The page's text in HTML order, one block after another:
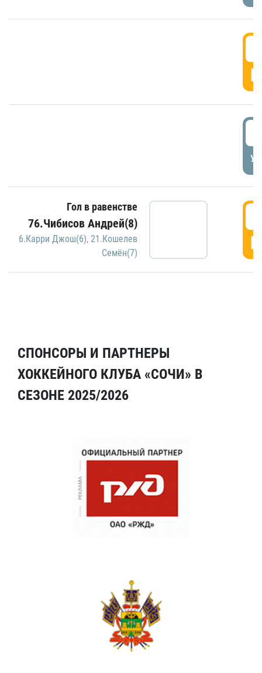
Гол в равенстве
76.Чибисов Андрей(8)
6.Карри Джош(6), 21.Кошелев
Семён(7)
СПОНСОРЫ И ПАРТНЕРЫ
ХОККЕЙНОГО КЛУБА «СОЧИ» В
СЕЗОНЕ 2025/2026